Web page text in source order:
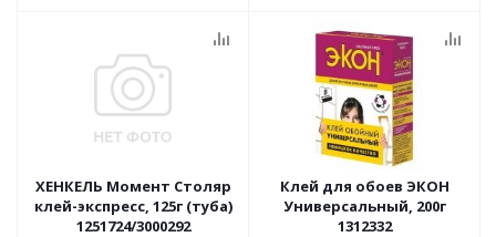
ХЕНКЕЛЬ Момент Столяр
клей-экспресс, 125г (туба)
1251724/3000292
Клей для обоев ЭКОН
Универсальный, 200г
1312332